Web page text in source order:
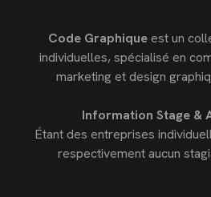
Code Graphiqueest un
individuelles, spécialisé en
marketing et design
Information Stage &
Étant des entreprises
respectivement aucun